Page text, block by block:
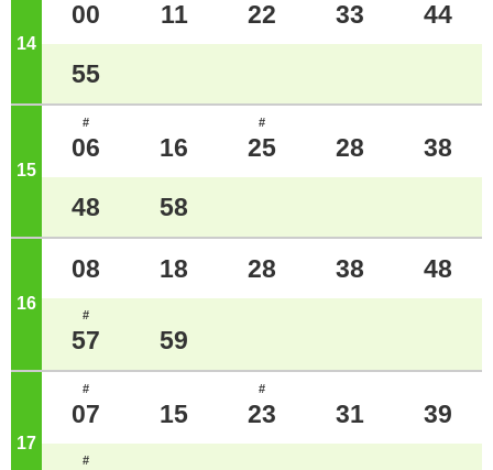
14 ジ
00 11 22 33 44
55
15
#
06 16
#
25 28 38
48 58
16 ジ
08 18 28 38 48
#
57 59
17 ジ
#
07 15
#
23 31 39
#